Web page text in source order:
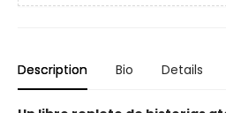
Description Bio Details